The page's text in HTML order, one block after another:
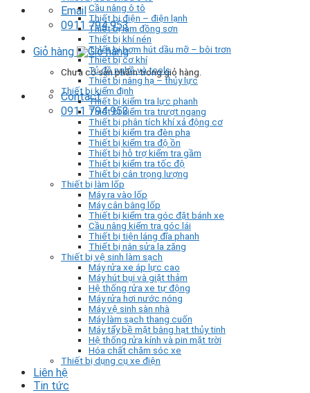
Email
0911 794 953
Giỏ hàng
Chưa có sản phẩm trong giỏ hàng.
Contact
0911 794 953
Cầu nâng ô tô
Thiết bị điện – điện lạnh
Thiết bị làm đồng sơn
Thiết bị khí nén
Thiết bị bơm hút dầu mỡ – bôi trơn
Thiết bị cơ khí
Tủ đồ nghề và tools
Thiết bị nâng hạ – thủy lực
Thiết bị kiểm định
Thiết bị kiểm tra lực phanh
Thiết bị kiểm tra trượt ngang
Thiết bị phân tích khí xả động cơ
Thiết bị kiểm tra đèn pha
Thiết bị kiểm tra độ ồn
Thiết bị hỗ trợ kiểm tra gầm
Thiết bị kiểm tra tốc độ
Thiết bị cân trọng lượng
Thiết bị làm lốp
Máy ra vào lốp
Máy cân bằng lốp
Thiết bị kiểm tra góc đặt bánh xe
Cầu nâng kiểm tra góc lái
Thiết bị tiện láng đĩa phanh
Thiết bị nắn sửa la zăng
Thiết bị vệ sinh làm sạch
Máy rửa xe áp lực cao
Máy hút bụi và giặt thảm
Hệ thống rửa xe tự động
Máy rửa hơi nước nóng
Máy vệ sinh sàn nhà
Máy làm sạch thang cuốn
Máy tẩy bề mặt bằng hạt thủy tinh
Hệ thống rửa kính và pin mặt trời
Hóa chất chăm sóc xe
Thiết bị dụng cụ xe điện
Liên hệ
Tin tức